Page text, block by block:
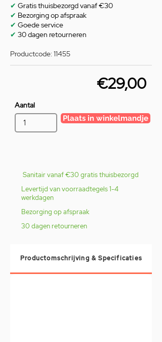
✔ Gratis thuisbezorgd vanaf €30
✔ Bezorging op afspraak
✔ Goede service
✔ 30 dagen retourneren
Productcode: 11455
€29,00
Aantal
Plaats in winkelmandje
Sanitair vanaf €30 gratis thuisbezorgd
Levertijd van voorraadtegels 1-4
werkdagen
Bezorging op afspraak
30 dagen retourneren
Productomschrijving & Specificaties